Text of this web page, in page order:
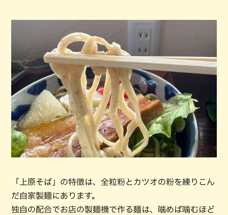
「上原そば」の特徴は、全粒粉とカツオの粉を練りこん
だ自家製麺にあります。
独自の配合でお店の製麺機で作る麺は、噛めば噛むほど